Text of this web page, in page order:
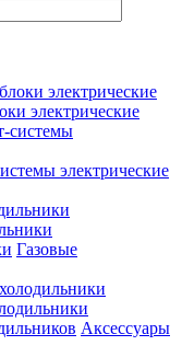
электрические
электрические
Газовые
Аксессуары